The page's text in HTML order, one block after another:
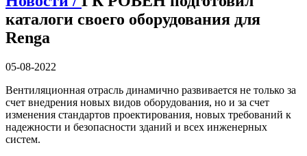
каталоги своего оборудования для
Renga
05-08-2022
Вентиляционная отрасль динамично развивается не только за
счет внедрения новых видов оборудования, но и за счет
изменения стандартов проектирования, новых требований к
надежности и безопасности зданий и всех инженерных
систем.